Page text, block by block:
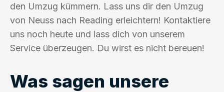
den Umzug kümmern. Lass uns dir den Umzug
von Neuss nach Reading erleichtern! Kontaktiere
uns noch heute und lass dich von unserem
Service überzeugen. Du wirst es nicht bereuen!
Was sagen unsere